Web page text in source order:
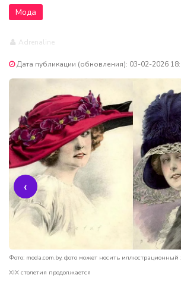
Мода
Adrenaline
Дата публикации (обновления): 03-02-2026
Фото: moda.com.by, фото может носить
XIX столетия продолжается
‹